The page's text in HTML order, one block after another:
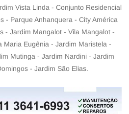
Vista Linda - Conjunto Residencial
- Parque Anhanquera - City América
- Jardim Mangalot - Vila Mangalot -
Maria Eugênia - Jardim Maristela -
Mutinga - Jardim Nardini - Jardim
- Jardim São Elias.